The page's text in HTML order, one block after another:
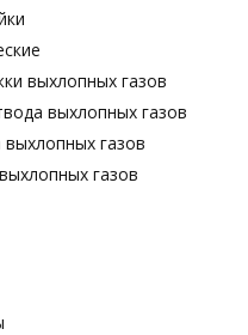
выхлопных газов
выхлопных газов
газов
газов